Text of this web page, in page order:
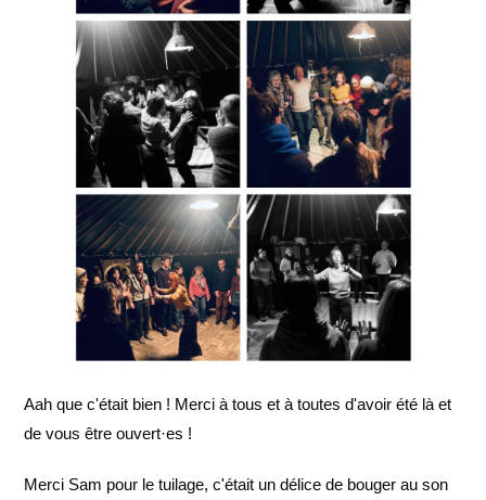
Aah que c'était bien ! Merci à tous et à toutes d'avoir été là et
de vous être ouvert·es !
Merci Sam pour le tuilage, c'était un délice de bouger au son